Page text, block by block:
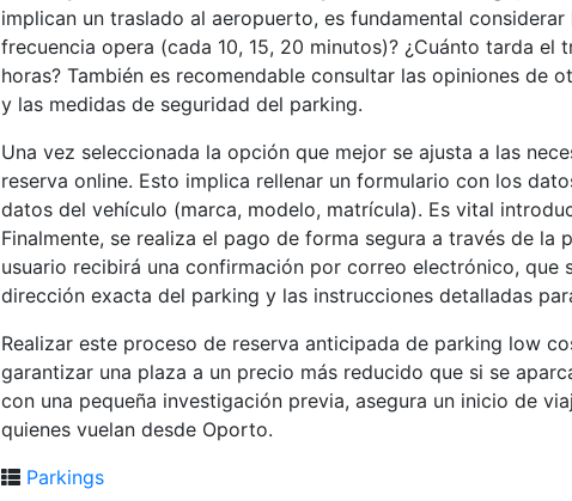
implican un traslado al aeropuerto, es fundamental
frecuencia opera (cada 10, 15, 20 minutos)? ¿Cuánto tarda el
horas? También es recomendable consultar las opiniones de
y las medidas de seguridad del parking.
Una vez seleccionada la opción que mejor se ajusta a las
reserva online. Esto implica rellenar un formulario con los
datos del vehículo (marca, modelo, matrícula). Es vital
Finalmente, se realiza el pago de forma segura a través de la
usuario recibirá una confirmación por correo electrónico, que
dirección exacta del parking y las instrucciones detalladas
Realizar este proceso de reserva anticipada de parking low
garantizar una plaza a un precio más reducido que si se
con una pequeña investigación previa, asegura un inicio de
quienes vuelan desde Oporto.
Parkings